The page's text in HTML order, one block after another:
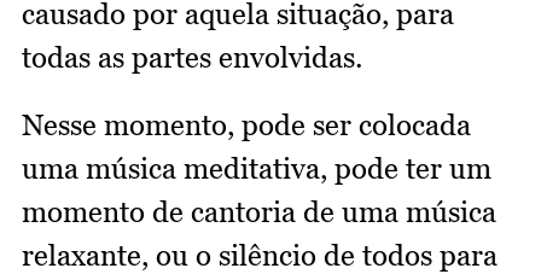
causado por aquela situação, para
todas as partes envolvidas.
Nesse momento, pode ser colocada
uma música meditativa, pode ter um
momento de cantoria de uma música
relaxante, ou o silêncio de todos para